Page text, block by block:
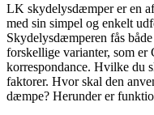
LK skydelysdæmper er en
med sin simpel og enkelt
Skydelysdæmperen fås
forskellige varianter, som
korrespondance. Hvilke du
faktorer. Hvor skal den
dæmpe? Herunder er